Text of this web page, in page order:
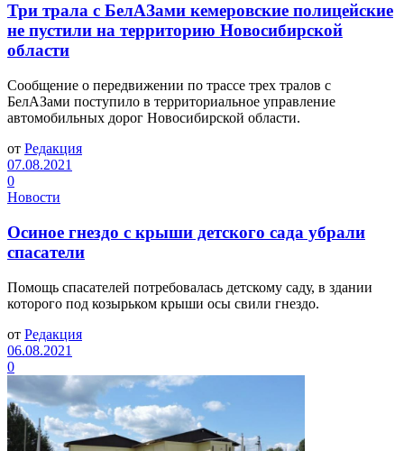
Три трала с БелАЗами кемеровские полицейские
не пустили на территорию Новосибирской
области
Сообщение о передвижении по трассе трех тралов с
БелАЗами поступило в территориальное управление
автомобильных дорог Новосибирской области.
от Редакция
07.08.2021
0
Новости
Осиное гнездо с крыши детского сада убрали
спасатели
Помощь спасателей потребовалась детскому саду, в здании
которого под козырьком крыши осы свили гнездо.
от Редакция
06.08.2021
0